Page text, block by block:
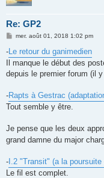
Re: GP2
M
s
s
a
g
e
mer. août 01, 2018 1:02 pm
-Le retour du ganimedien
Il manque le début des
depuis le premier forum (il
-Rapts à Gestrac
Tout semble y être.
Je pense que les deux
grand damne du major
-I.2 "Transit" (a la
Le fil est complet.